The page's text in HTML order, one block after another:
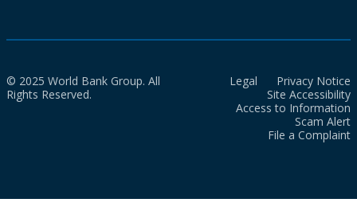
© 2025 World Bank Group. All
Rights Reserved.
Legal
Privacy Notice
Site Accessibility
Access to Information
Scam Alert
File a Complaint